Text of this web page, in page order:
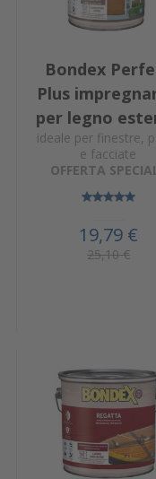
Bondex
Plus
per legno
ideale per finestre,
e facciate
OFFERTA
19,79 €
25,10 €